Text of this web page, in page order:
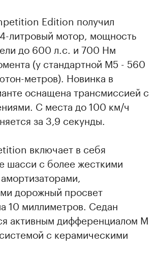
Edition получил
литровый мотор, мощность
до 600 л.с. и 700 Нм
(у стандартной M5 - 560
метров). Новинка в
оснащена трансмиссией с
С места до 100 км/ч
за 3,9 секунды.
включает в себя
шасси с более жесткими
дорожный просвет
10 миллиметров. Седан
активным дифференциалом М
с керамическими